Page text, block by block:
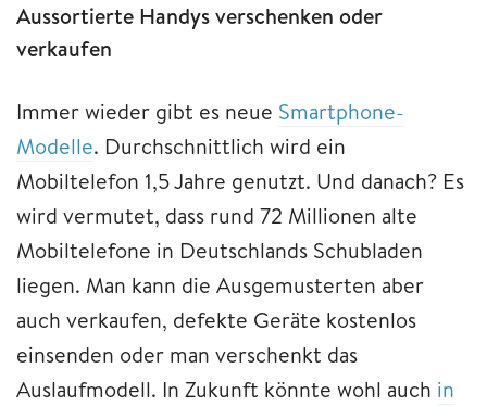
Aussortierte Handys verschenken oder
verkaufen
Immer wieder gibt es neue Smartphone-
Modelle. Durchschnittlich wird ein
Mobiltelefon 1,5 Jahre genutzt. Und danach? Es
wird vermutet, dass rund 72 Millionen alte
Mobiltelefone in Deutschlands Schubladen
liegen. Man kann die Ausgemusterten aber
auch verkaufen, defekte Geräte kostenlos
einsenden oder man verschenkt das
Auslaufmodell. In Zukunft könnte wohl auch in